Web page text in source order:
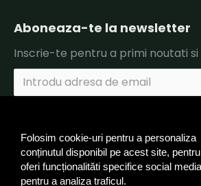
Folosim cookie-uri pentru a personaliza
conținutul disponibil pe acest site,
oferi funcționalităti specifice social
pentru a analiza traficul.
Aboneaza-te la newsletter
Inscrie-te pentru a primi noutati